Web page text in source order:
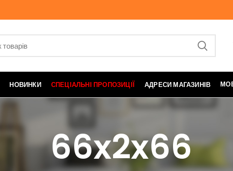
НОВИНКИ СПЕЦІАЛЬНІ ПРОПОЗИЦІЇ АДРЕСИ МАГАЗИНІВ
66x2x66